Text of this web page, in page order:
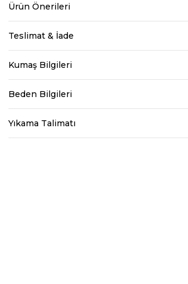
+
Manken ölçüleri ise;
Göğüs 83 cm
Bel 66 cm
Baldır 54 cm
Kalça 90 cm
Basen 94 cm
Boy 1.73 cm
Kilo 53 kg dir.
Ürün Önerileri
Teslimat & İade
Kumaş Bilgileri
Beden Bilgileri
Yıkama Talimatı